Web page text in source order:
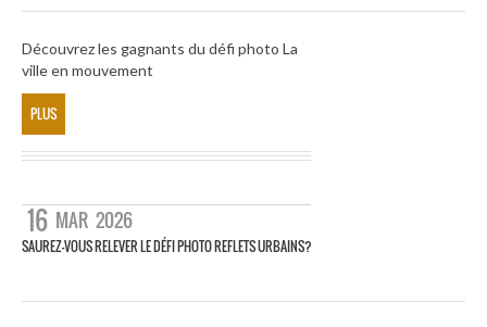
Découvrez les gagnants du défi photo La
ville en mouvement
PLUS
16 MAR 2026
SAUREZ-VOUS RELEVER LE DÉFI PHOTO REFLETS URBAINS?